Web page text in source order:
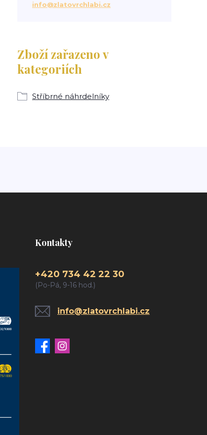
Zboží zařazeno v
kategoriích
Stříbrné náhrdelníky
info@zlatovrchlabi.cz
Kontakty
+420 734 42 22 30
(Po-Pá, 9-16 hod.)
info@zlatovrchlabi.cz